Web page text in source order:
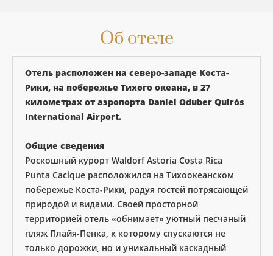
Об отеле
Отель расположен на северо-западе Коста-
Рики, на побережье Тихого океана, в 27
километрах от аэропорта Daniel Oduber Quirós
International Airport.
Общие сведения
Роскошный курорт Waldorf Astoria Costa Rica
Punta Cacique расположился на Тихоокеанском
побережье Коста-Рики, радуя гостей потрясающей
природой и видами. Своей просторной
территорией отель «обнимает» уютный песчаный
пляж Плайя-Пенка, к которому спускаются не
только дорожки, но и уникальный каскадный